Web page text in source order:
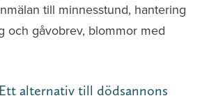
till minnesstund, hantering
och gåvobrev, blommor med
alternativ till dödsannons